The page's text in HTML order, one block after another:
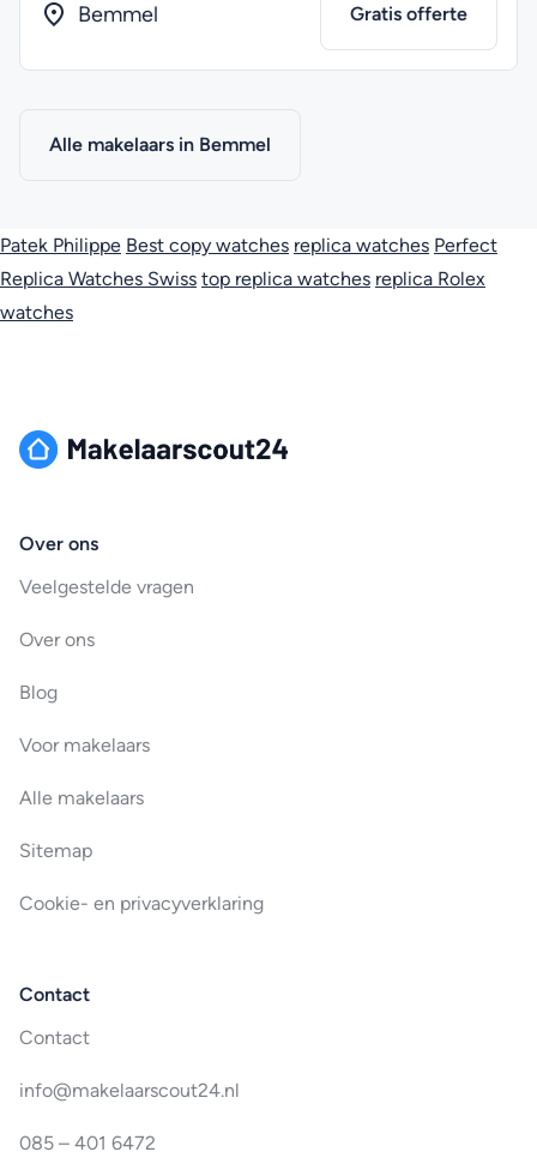
Bemmel Gratis offerte
Alle makelaars in Bemmel
Patek Philippe Best copy watches replica watches Perfect
Replica Watches Swiss top replica watches replica Rolex
watches
Over ons
Veelgestelde vragen
Over ons
Blog
Voor makelaars
Alle makelaars
Sitemap
Cookie- en privacyverklaring
Contact
Contact
info@makelaarscout24.nl
085 – 401 6472